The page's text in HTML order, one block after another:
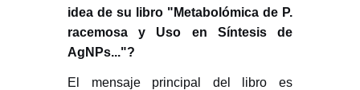
idea de su libro "Metabolómica de P.
racemosa y Uso en Síntesis de
AgNPs..."?
El mensaje principal del libro es